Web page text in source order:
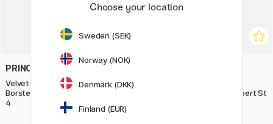
PRINCETON
Velvetouch Synthetische
Borstel korte steel Long Rund St
4
Borstel korte steel Mini Filbert St
Choose your location
Sweden (SEK)
Norway (NOK)
Denmark (DKK)
Finland (EUR)